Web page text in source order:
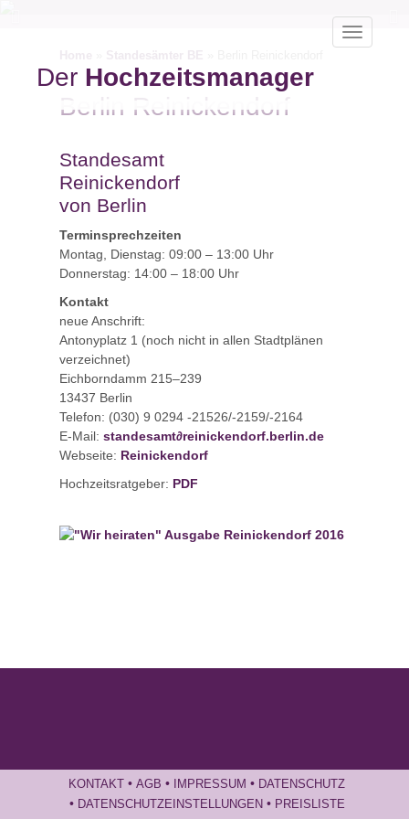
Toggle
Der Hochzeitsmanager
Berlin Reinickendorf
Standesamt
Reinickendorf
von Berlin
Terminsprechzeiten
Montag, Dienstag: 09:00 – 13:00 Uhr
Donnerstag: 14:00 – 18:00 Uhr
Kontakt
neue Anschrift:
Antonyplatz 1 (noch nicht in allen Stadtplänen
verzeichnet)
Eichborndamm 215–239
13437 Berlin
Telefon: (030) 9 0294 -21526/-2159/-2164
E-Mail: standesamt∂reinickendorf.berlin.de
Webseite: Reinickendorf
Hochzeitsratgeber: PDF
KONTAKT • AGB • IMPRESSUM • DATENSCHUTZ
• DATENSCHUTZEINSTELLUNGEN • PREISLISTE